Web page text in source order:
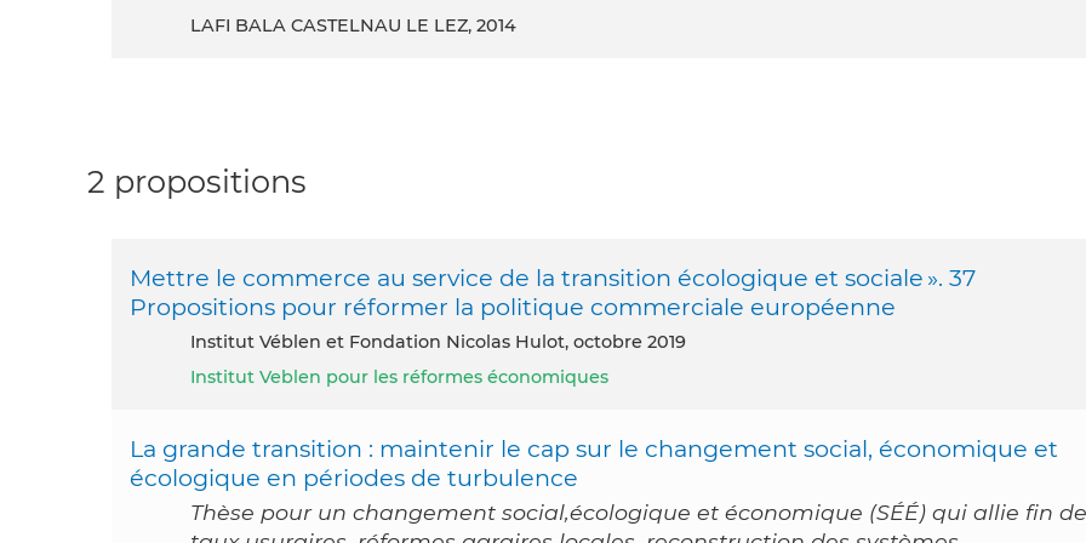
LAFI BALA CASTELNAU LE LEZ, 2014
2 propositions
Mettre le commerce au service de la transition écologique et sociale ». 37
Propositions pour réformer la politique commerciale européenne
Institut Véblen et Fondation Nicolas Hulot, octobre 2019
Institut Veblen pour les réformes économiques
La grande transition : maintenir le cap sur le changement social, économique et
écologique en périodes de turbulence
Thèse pour un changement social,écologique et économique (SÉÉ) qui allie fin